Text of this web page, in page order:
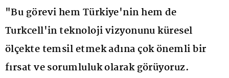
"Bu görevi hem Türkiye'nin hem de
Turkcell'in teknoloji vizyonunu küresel
ölçekte temsil etmek adına çok önemli bir
fırsat ve sorumluluk olarak görüyoruz.